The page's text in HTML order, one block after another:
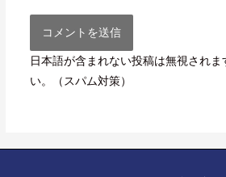
日本語が含まれない投稿は無視されま
い。（スパム対策）